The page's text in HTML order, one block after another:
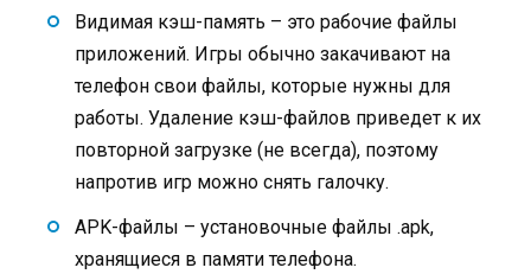
Видимая кэш-память – это рабочие файлы
приложений. Игры обычно закачивают на
телефон свои файлы, которые нужны для
работы. Удаление кэш-файлов приведет к их
повторной загрузке (не всегда), поэтому
напротив игр можно снять галочку.
APK-файлы – установочные файлы .apk,
хранящиеся в памяти телефона.